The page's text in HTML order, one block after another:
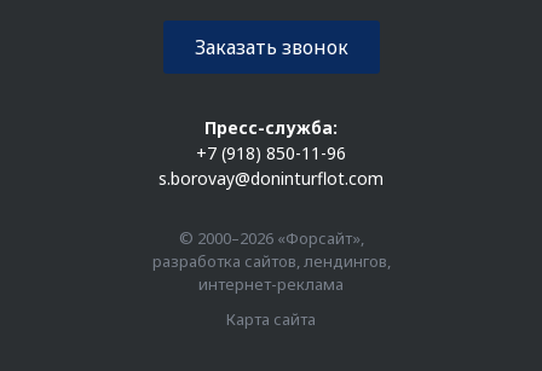
Заказать звонок
Пресс-служба:
+7 (918) 850-11-96
s.borovay@doninturflot.com
© 2000–2026 «Форсайт»,
разработка сайтов, лендингов,
интернет-реклама
Карта сайта